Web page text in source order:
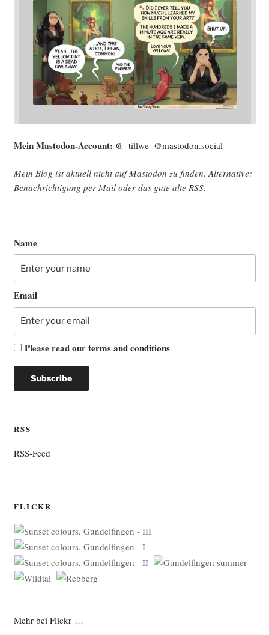
Mein Mast­o­don-Account: @_tillwe_@mastodon.social
Mein Blog ist aktu­ell nicht auf Mast­o­don zu fin­den. Alter­na­ti­ve:
Benach­rich­ti­gung per Mail oder das gute alte RSS.
Name
Email
Please read ourterms and conditions
RSS
RSS-Feed
FLICKR
Mehr bei Flickr …